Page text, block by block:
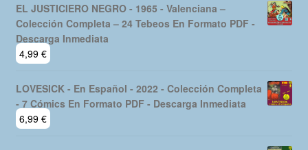
EL JUSTICIERO NEGRO - 1965 - Valenciana –
Colección Completa – 24 Tebeos En Formato PDF -
Descarga Inmediata
4,99 €
LOVESICK - En Español - 2022 - Colección Completa
- 7 Cómics En Formato PDF - Descarga Inmediata
6,99 €